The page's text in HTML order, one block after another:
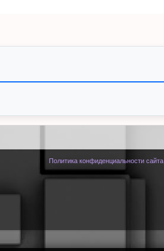
Политика конфиденциальности сайта